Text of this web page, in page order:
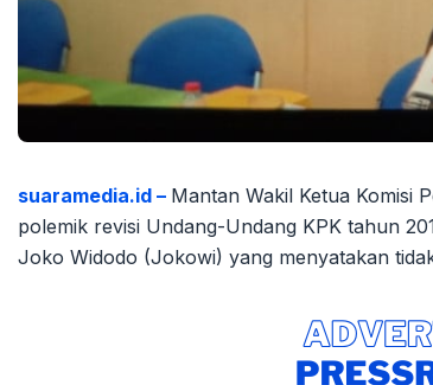
suaramedia.id – Mantan Wakil Ketua Komisi
polemik revisi Undang-Undang KPK tahun
Joko Widodo (Jokowi) yang menyatakan